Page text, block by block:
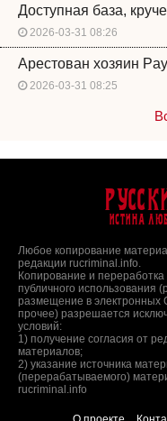
Доступная база,
2026-03-31 08:26
Арестован хозяин
2026-03-31 08:25
Истина
Любое копирование
редакции rucriminal.info.
Копирование и
публичного использования
размещение в электронных
прочее) разрешается
условий:
1) получение согласия от
материалов;
2) указание источника
(перерабатываемого)
rucriminal.info